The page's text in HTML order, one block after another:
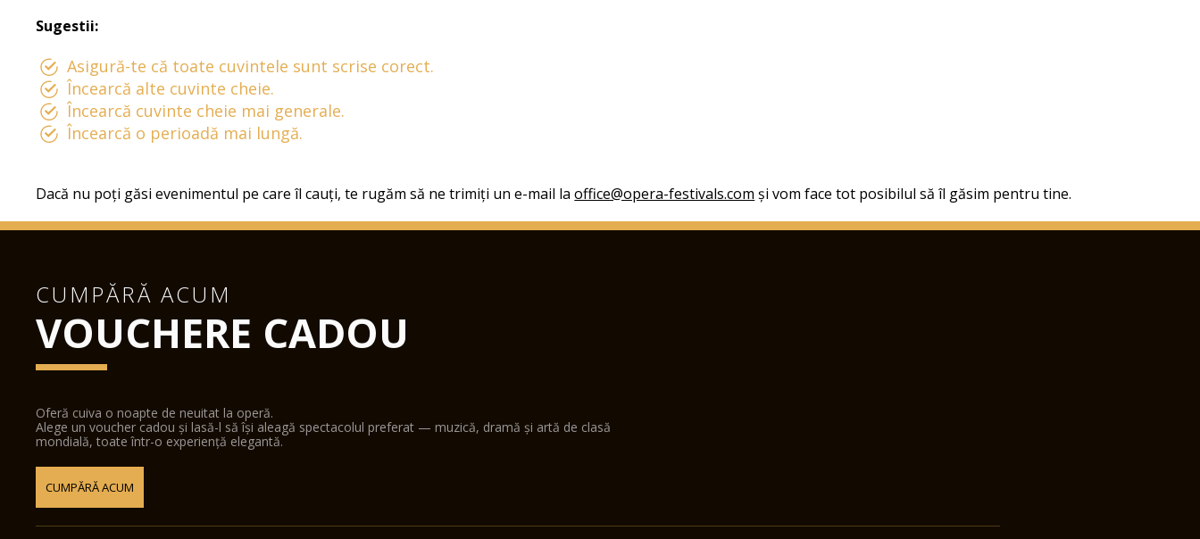
Sugestii:
Asigură-te că toate cuvintele sunt scrise corect.
Încearcă alte cuvinte cheie.
Încearcă cuvinte cheie mai generale.
Încearcă o perioadă mai lungă.
Dacă nu poți găsi evenimentul pe care îl cauți, te rugăm să ne trimiți un e-mail laoffice@opera-festivals.com și vom face tot posibilul să îl găsim pentru tine.
CUMPĂRĂ ACUM
VOUCHERE CADOU
Oferă cuiva o noapte de neuitat la operă.
Alege un voucher cadou și lasă-l să își aleagă spectacolul preferat — muzică, dramă și artă de clasă
mondială, toate într-o experiență elegantă.
CUMPĂRĂ ACUM